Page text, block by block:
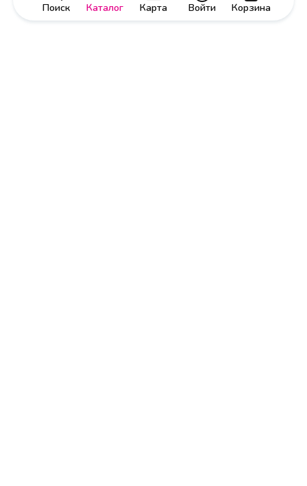
Поиск Каталог Карта Корзина
Войти